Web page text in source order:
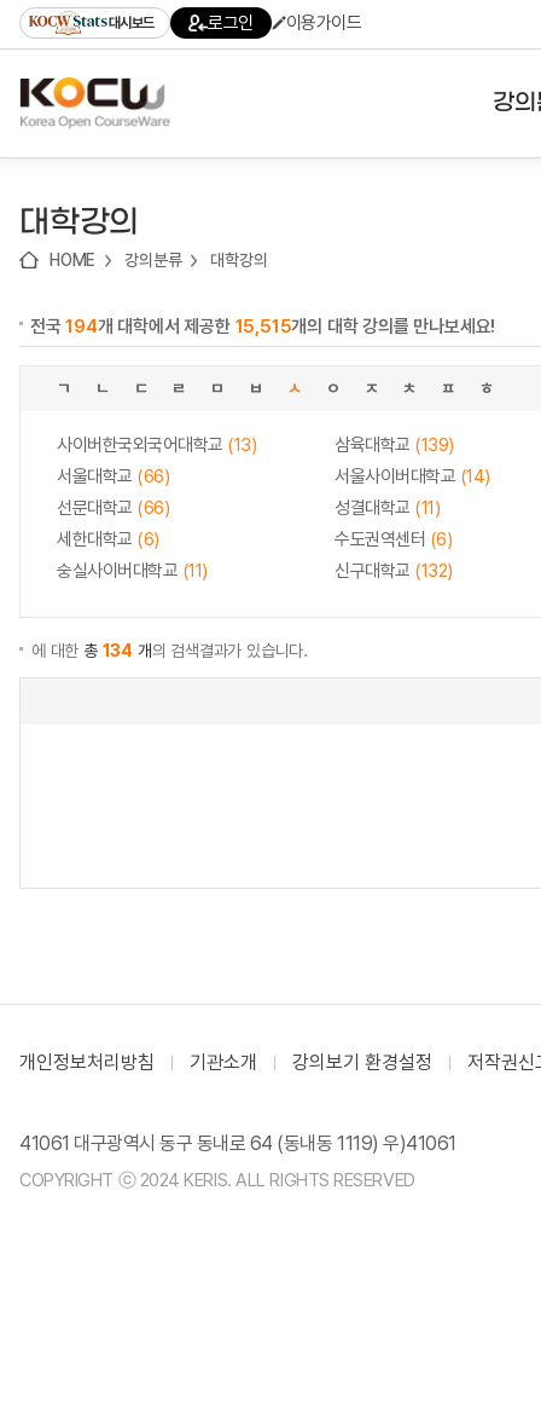
기
기
기
content)
가
대시보드 로그인 이용가이드
강
대학강의
HOME 강의분류 대학강의
전국194개 대학에서 제공한 15,515개의 대학 강의를 만나보세요!
ㄱ ㄴ ㄷ ㄹ ㅁ ㅂ ㅅ ㅇ ㅈ ㅊ ㅍ ㅎ
사이버한국외국어대학교 (13) 삼육대학교 (139)
서울대학교 (66) 서울사이버대학교 (14)
선문대학교 (66) 성결대학교 (11)
세한대학교 (6) 수도권역센터 (6)
숭실사이버대학교 (11) 신구대학교 (132)
에 대한 총 134 개의 검색결과가 있습니다.
개인정보처리방침 기관소개 강의보기 환경설정 저작권신
41061 대구광역시 동구 동내로 64 (동내동 1119) 우)41061
COPYRIGHT ⓒ 2024 KERIS. ALL RIGHTS RESERVED